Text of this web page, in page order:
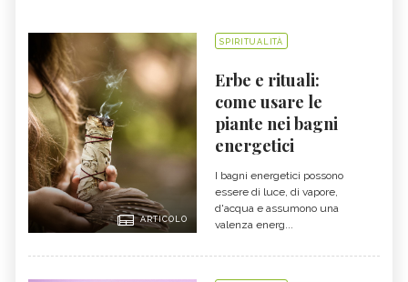
ARTICOLO
SPIRITUALITÀ
Erbe e rituali:
come usare le
piante nei bagni
energetici
I bagni energetici possono
essere di luce, di vapore,
d'acqua e assumono una
valenza energ...